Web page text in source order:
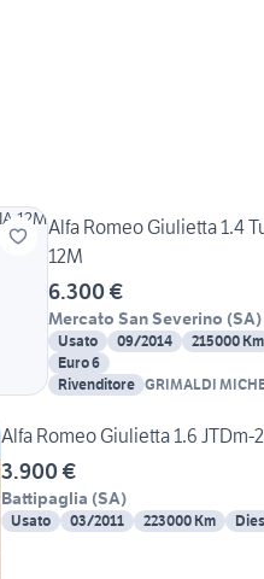
Alfa Romeo Giulietta 1.4
12M
6.300 €
Mercato San Severino (SA)
Usato 09/2014 215000 Km
Euro 6
Rivenditore GRIMALDI
Alfa Romeo Giulietta 1.6 JTDm-
3.900 €
Battipaglia (SA)
Usato 03/2011 223000 Km